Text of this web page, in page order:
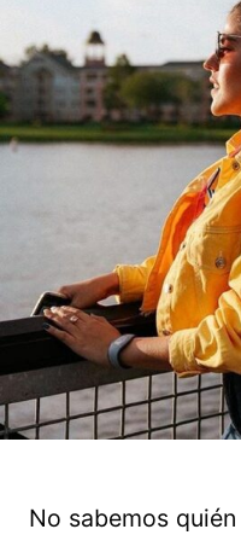
No sabemos